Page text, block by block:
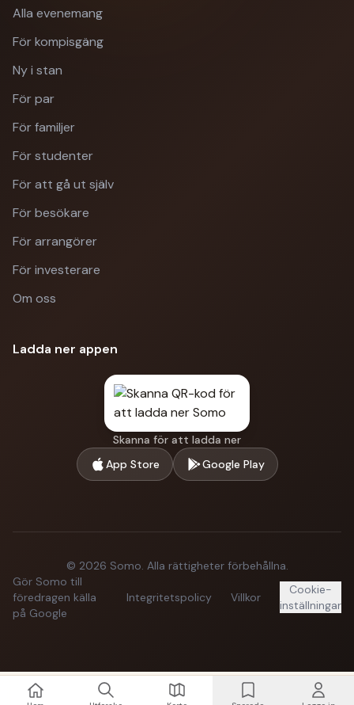
Alla evenemang
För kompisgäng
Ny i stan
För par
För familjer
För studenter
För att gå ut själv
För besökare
För arrangörer
För investerare
Om oss
Ladda ner appen
Skanna för att ladda ner
App Store
Google Play
© 2026 Somo. Alla rättigheter förbehållna.
Gör Somo till
föredragen källa
på Google
Integritetspolicy Villkor
Cookie-
inställningar